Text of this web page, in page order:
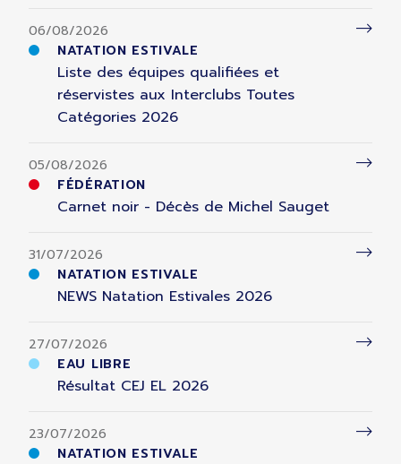
06/08/2026
NATATION ESTIVALE
Liste des équipes qualifiées et
réservistes aux Interclubs Toutes
Catégories 2026
05/08/2026
FÉDÉRATION
Carnet noir - Décès de Michel Sauget
31/07/2026
NATATION ESTIVALE
NEWS Natation Estivales 2026
27/07/2026
EAU LIBRE
Résultat CEJ EL 2026
23/07/2026
NATATION ESTIVALE